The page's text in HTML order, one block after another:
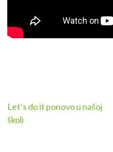
Post
navigation
Let’s do it ponovo u našoj
školi